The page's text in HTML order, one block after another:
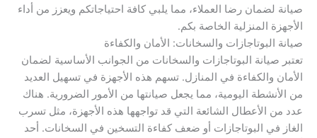
صيانة لضمان رضا العملاء، مما يلبي كافة احتياجاتكم ويعزز من أداء
الأجهزة المنزلية الخاصة بكم.
صيانة البوتاجازات والسخانات: الأمان والكفاءة
تعتبر صيانة البوتاجازات والسخانات من الجوانب الأساسية لضمان
الأمان والكفاءة في المنازل. تسهم هذه الأجهزة في تسهيل العديد
من الأنشطة اليومية، مما يجعل صيانتها من الأمور الضرورية. هناك
عدد من الأعطال الشائعة التي قد تواجهها هذه الأجهزة، مثل تسرب
الغاز في البوتاجازات أو ضعف كفاءة التسخين في السخانات. أحد